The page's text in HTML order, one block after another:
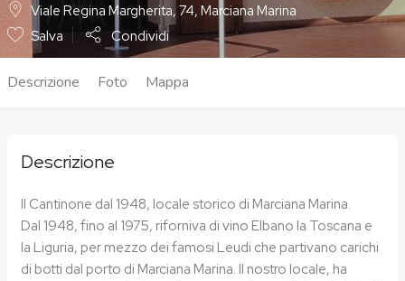
Viale Regina Margherita, 74, Marciana Marina
Salva
Condividi
Descrizione Foto Mappa
Descrizione
Il Cantinone dal 1948, locale storico di Marciana Marina.
Dal 1948, fino al 1975, riforniva di vino Elbano la Toscana e
la Liguria, per mezzo dei famosi Leudi che partivano carichi
di botti dal porto di Marciana Marina. Il nostro locale, ha